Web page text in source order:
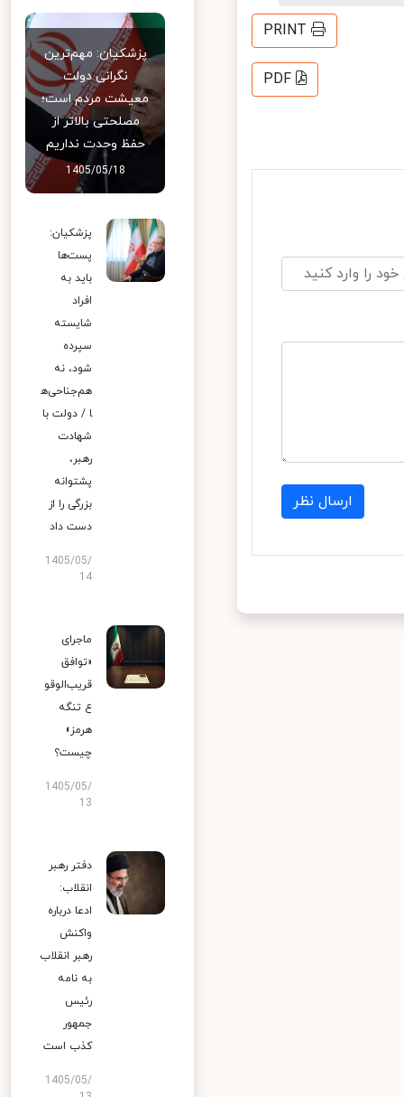
PRINT
PDF
ارسال نظر
پزشکیان: مهم‌ترین
نگرانی دولت
معیشت مردم است؛
مصلحتی بالاتر از
حفظ وحدت نداریم
1405/05/18
پزشکیان:
پست‌ها
باید به
افراد
شایسته
سپرده
شود، نه
هم‌جناحی‌ه
ا / دولت با
شهادت
رهبر،
پشتوانه
بزرگی را از
دست داد
1405/05/
14
ماجرای
«توافق
قریب‌الوقو
ع تنگه
هرمز»
چیست؟
1405/05/
13
دفتر رهبر
انقلاب:
ادعا درباره
واکنش
رهبر انقلاب
به نامه
رئیس
جمهور
کذب است
1405/05/